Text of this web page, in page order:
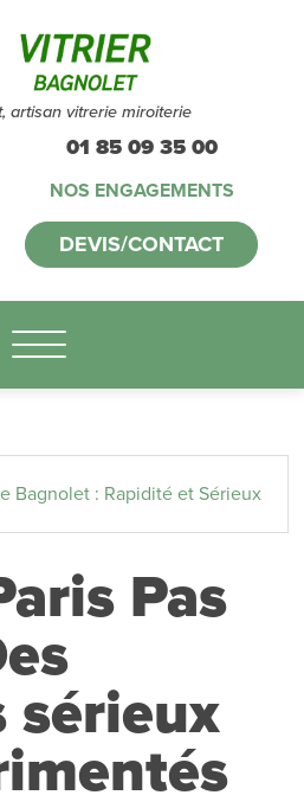
artisan vitrerie miroiterie
01 85 09 35 00
NOS ENGAGEMENTS
DEVIS/CONTACT
sans
nous :
Bagnolet : Rapidité et Sérieux
Pas
sérieux